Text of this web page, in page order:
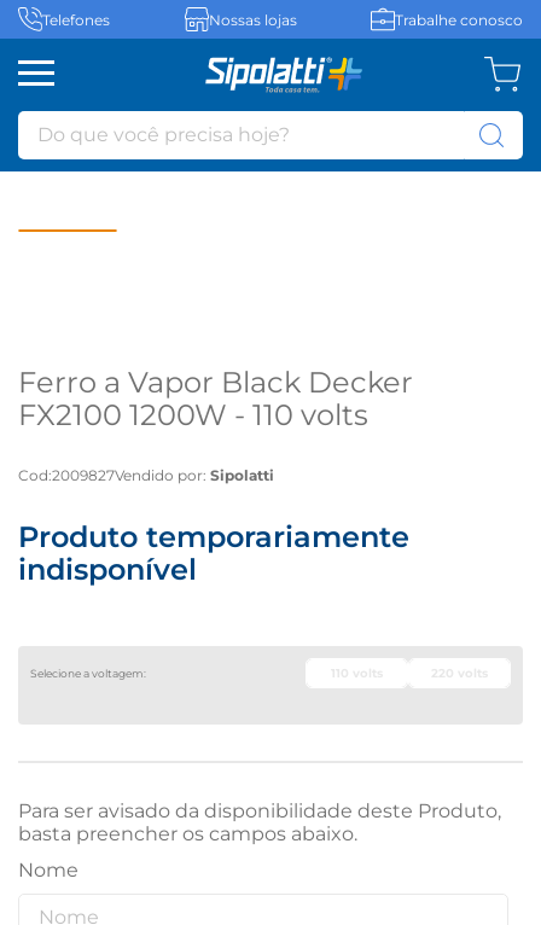
Telefones Nossas lojas Trabalhe conosco
Do que você precisa hoje?
Ferro a Vapor Black Decker
FX2100 1200W - 110 volts
Cod:2009827Vendido por: Sipolatti
Produto temporariamente
indisponível
Para ser avisado da disponibilidade deste Produto,
basta preencher os campos abaixo.